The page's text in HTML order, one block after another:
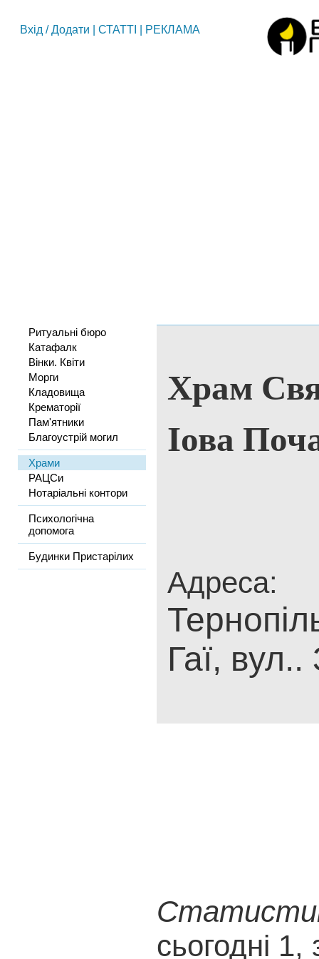
Вхід /Додати СТАТТІ РЕКЛАМА
Ритуальні бюро
Катафалк
Вінки. Квіти
Морги
Кладовища
Крематорії
Пам'ятники
Благоустрій могил
Храми
РАЦСи
Нотаріальні контори
Психологічна
допомога
Будинки Пристарілих
Храм
Іова
Адреса:
Гаї,
сьогодні 1,